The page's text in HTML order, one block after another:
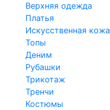
Верхняя одежда
Платья
Искусственная кожа
Топы
Деним
Рубашки
Трикотаж
Тренчи
Костюмы